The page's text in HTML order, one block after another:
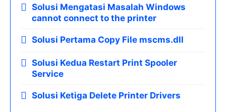
Solusi Mengatasi Masalah Windows
cannot connect to the printer
Solusi Pertama Copy File mscms.dll
Solusi Kedua Restart Print Spooler
Service
Solusi Ketiga Delete Printer Drivers